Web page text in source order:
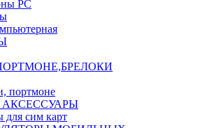
PC
портмоне
для сим карт